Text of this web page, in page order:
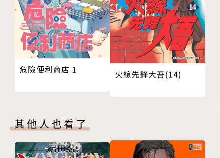
危險便利商店 1 火線先鋒大吾(14)
其他人也看了